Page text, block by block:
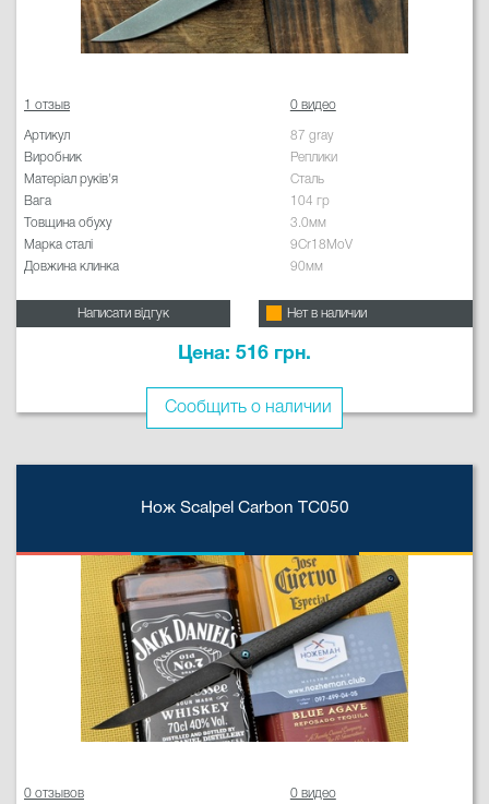
1 отзыв 0 видео
Артикул
87 gray
Виробник
Реплики
Матеріал руків'я
Сталь
Вага
104 гр
Товщина обуху
3.0мм
Марка сталі
9Cr18MoV
Довжина клинка
90мм
Написати відгук Нет в наличии
Цена: 516 грн.
Сообщить о наличии
Нож Scalpel Carbon TC050
0 отзывов 0 видео